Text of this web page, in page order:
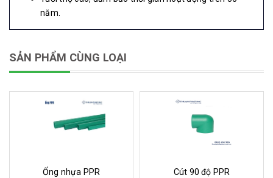
năm.
SẢN PHẨM CÙNG LOẠI
Ống nhựa PPR Cút 90 độ PPR